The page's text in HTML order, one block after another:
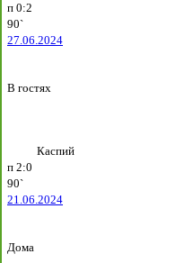
п 0:2
90`
27.06.2024
В гостях
Каспий
п 2:0
90`
21.06.2024
Дома